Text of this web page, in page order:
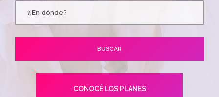
CONOCÉ LOS PLANES